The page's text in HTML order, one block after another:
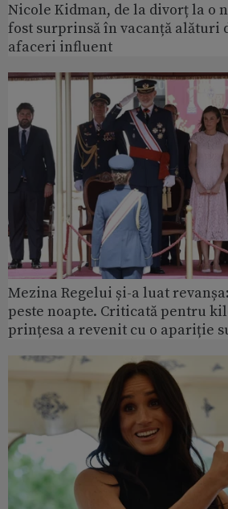
Nicole Kidman, de la divorț la o
fost surprinsă în vacanță alături
afaceri influent
Mezina Regelui și-a luat
peste noapte. Criticată pentru
prințesa a revenit cu o apariție